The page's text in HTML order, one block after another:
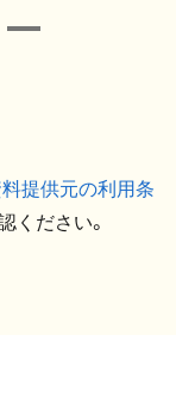
提供元の利用条
ください。